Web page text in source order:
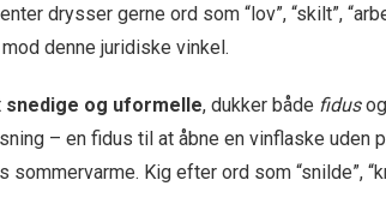
drysser gerne ord som “lov”, “skilt”,
denne juridiske vinkel.
snedige og uformelle, dukker både fidusog
– en fidus til at åbne en vinflaske
sommervarme. Kig efter ord som “snilde”,